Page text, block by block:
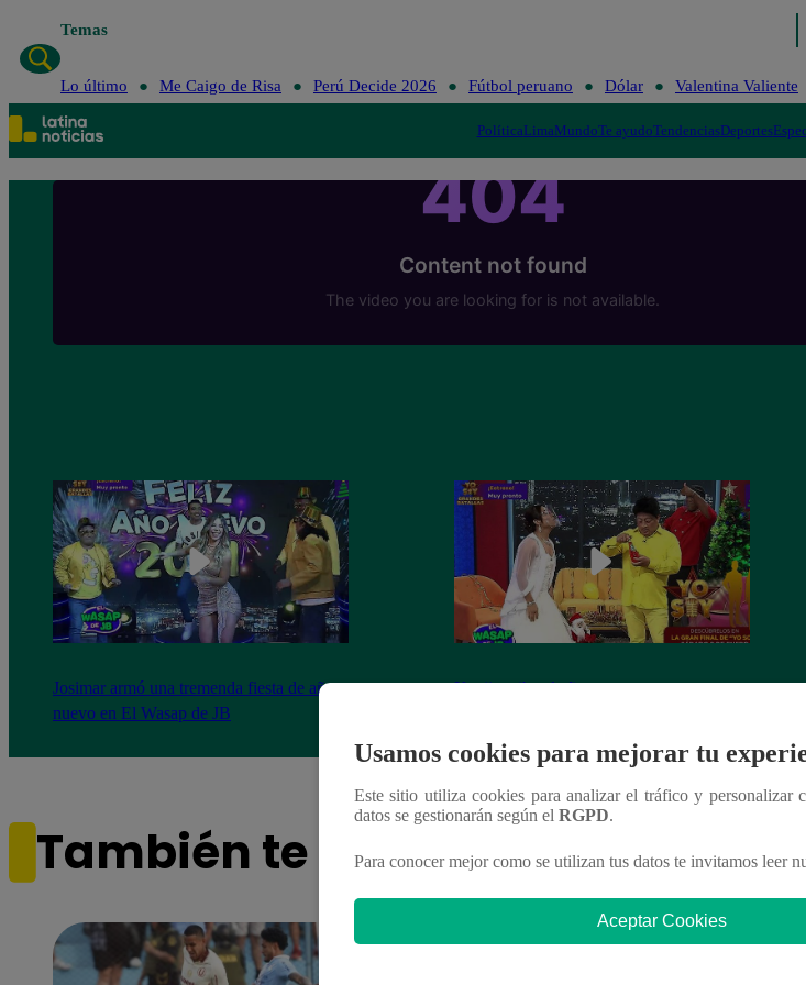
Temas
Lo último Me Caigo de Risa Perú Decide 2026 Fútbol peruano Dólar Valentina Valiente
PolíticaLimaMundoTe ayudoTendenciasDeportes
Josimar armó una tremenda fiesta de año
nuevo en El Wasap de JB
Kenji recibe el año nuevo con otro
También te puede interesar
Usamos cookies para mejorar tu
Este sitio utiliza cookies para analizar el tráfico y personalizar
datos se gestionarán según el RGPD.
Para conocer mejor como se utilizan tus datos te invitamos leer
Aceptar Cookies